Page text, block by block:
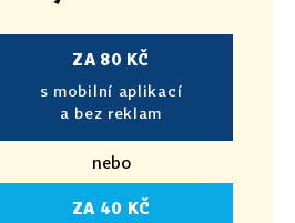
ZA 80 KČ
s mobilní aplikací
a bez reklam
nebo
ZA 40 KČ